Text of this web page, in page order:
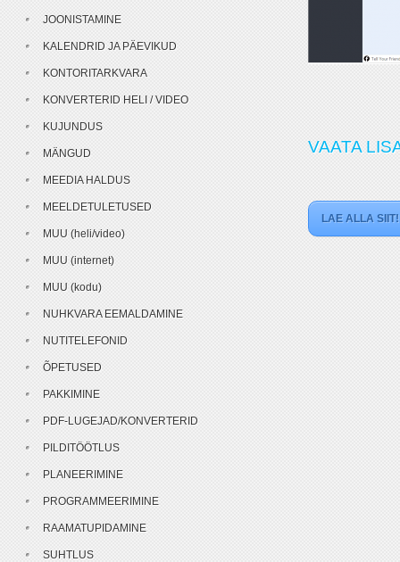
VAATA
LAE ALLA SIIT!
JOONISTAMINE
KALENDRID JA PÄEVIKUD
KONTORITARKVARA
KONVERTERID HELI / VIDEO
KUJUNDUS
MÄNGUD
MEEDIA HALDUS
MEELDETULETUSED
MUU (heli/video)
MUU (internet)
MUU (kodu)
NUHKVARA EEMALDAMINE
NUTITELEFONID
ÕPETUSED
PAKKIMINE
PDF-LUGEJAD/KONVERTERID
PILDITÖÖTLUS
PLANEERIMINE
PROGRAMMEERIMINE
RAAMATUPIDAMINE
SUHTLUS